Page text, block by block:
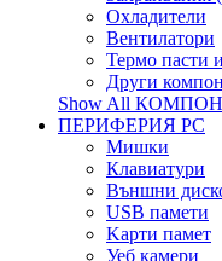
Охладители
Вентилатори
Термо пасти
Други
Show All
ПЕРИФЕРИЯ PC
Мишки
Клавиатури
Външни
USB памети
Kарти памет
Уеб камери